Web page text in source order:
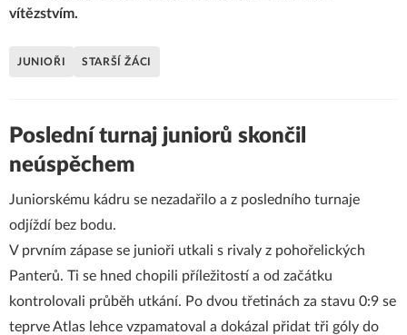
vítězstvím.
JUNIOŘI STARŠÍ ŽÁCI
Poslední turnaj juniorů skončil
neúspěchem
Juniorskému kádru se nezadařilo a z posledního turnaje
odjíždí bez bodu.
V prvním zápase se junioři utkali s rivaly z pohořelických
Panterů. Ti se hned chopili příležitostí a od začátku
kontrolovali průběh utkání. Po dvou třetinách za stavu 0:9 se
teprve Atlas lehce vzpamatoval a dokázal přidat tři góly do